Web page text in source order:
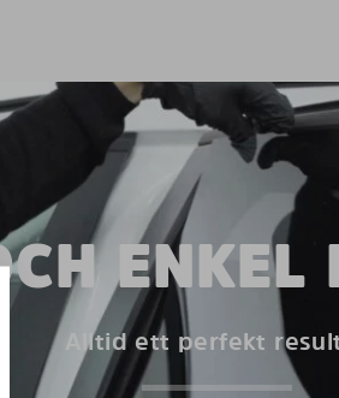
ENKEL
Alltid ett perfekt